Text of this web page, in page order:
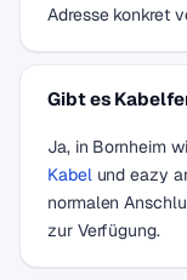
Adresse konkret
Gibt es
Ja, in Bornheim
Kabelund eazy
normalen
zur Verfügung.